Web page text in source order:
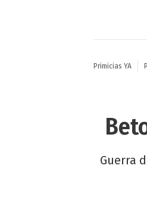
Primicias YA
Guerra